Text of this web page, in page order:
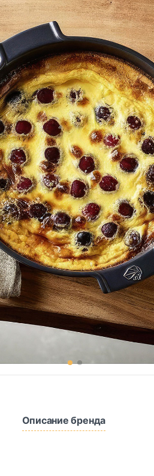
Описание бренда